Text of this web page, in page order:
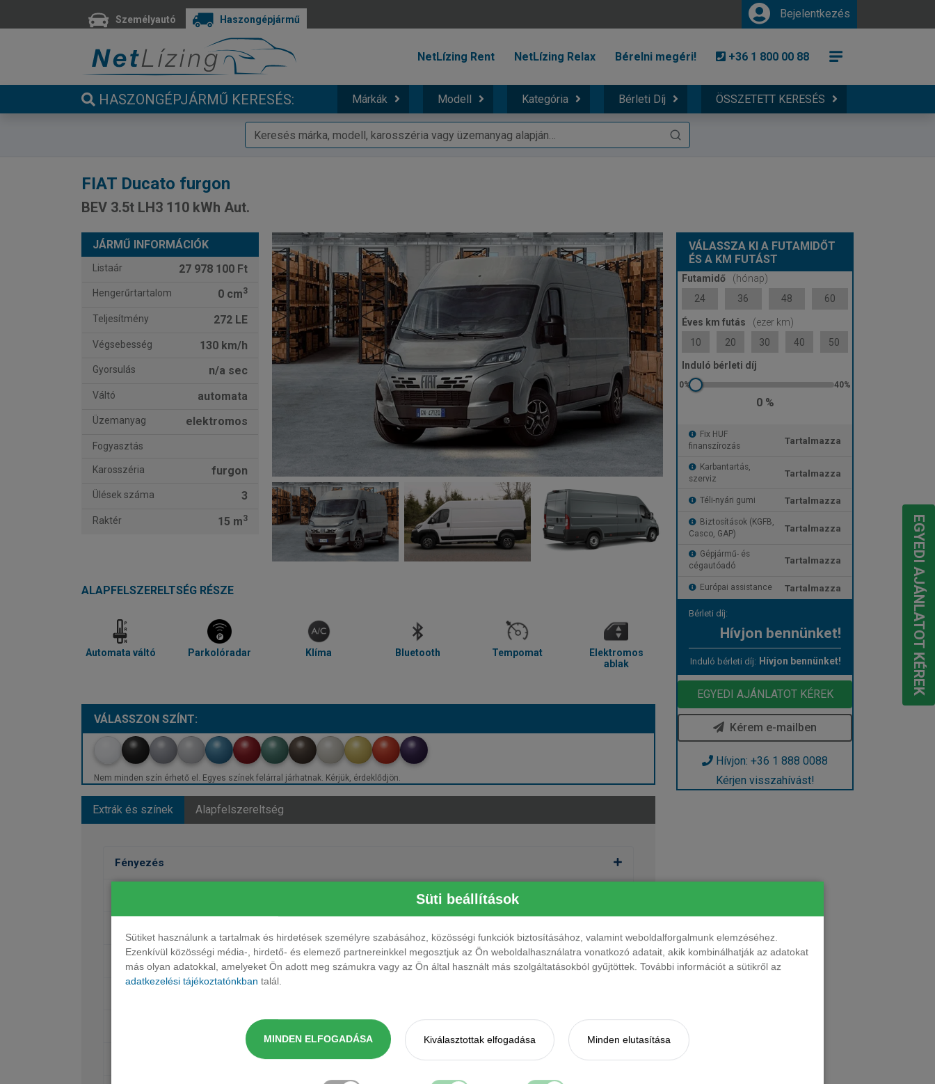
Süti beállítások
Sütiket használunk a tartalmak és hirdetések személyre szabásához, közösségi funkciók biztosításához, valamint weboldalforgalmunk elemzéséhez.
Ezenkívül közösségi média-, hirdető- és elemező partnereinkkel megosztjuk az Ön weboldalhasználatra vonatkozó adatait, akik kombinálhatják az adatokat
más olyan adatokkal, amelyeket Ön adott meg számukra vagy az Ön által használt más szolgáltatásokból gyűjtöttek. További információt a sütikről az
adatkezelési tájékoztatónkban talál.
MINDEN ELFOGADÁSA Kiválasztottak elfogadása Minden elutasítása
Személyautó Haszongépjármű Bejelentkezés
NetLízing Rent NetLízing Relax Bérelni megéri! +36 1 800 00 88
HASZONGÉPJÁRMŰ KERESÉS: Márkák Modell Kategória Bérleti Díj ÖSSZETETT KERESÉS
FIAT Ducato furgon
BEV 3.5t LH3 110 kWh Aut.
JÁRMŰ INFORMÁCIÓK
Listaár 27 978 100 Ft
Hengerűrtartalom 0 cm3
Teljesítmény 272 LE
Végsebesség 130 km/h
Gyorsulás n/a sec
Váltó automata
Üzemanyag elektromos
Fogyasztás
Karosszéria furgon
Ülések száma 3
Raktér 15 m3
ALAPFELSZERELTSÉG RÉSZE
Automata váltó Parkolóradar Klíma Bluetooth Tempomat
Elektromos
ablak
VÁLASSZON SZÍNT:
Nem minden szín érhető el. Egyes színek felárral járhatnak. Kérjük, érdeklődjön.
Extrák és színek Alapfelszereltség
Fényezés
Audió, Kommunikáció, Navigáció
VÁLASSZA KI A FUTAMIDŐT
ÉS A KM FUTÁST
Futamidő
(hónap)
24
36 48 60
Éves km futás
(ezer km)
10
20 30 40 50
Induló bérleti díj
0 %
Fix HUF
finanszírozás
Tartalmazza
Karbantartás,
szerviz
Tartalmazza
Téli-nyári gumi Tartalmazza
Biztosítások (KGFB,
Casco, GAP)
Tartalmazza
Gépjármű- és
cégautóadó
Tartalmazza
Európai assistance Tartalmazza
Bérleti díj:
Hívjon bennünket!
Induló bérleti díj: Hívjon bennünket!
EGYEDI AJÁNLATOT KÉREK
Kérem e-mailben
Hívjon: +36 1 888 0088
Kérjen visszahívást!
EGYEDI AJÁNLATOT KÉREK